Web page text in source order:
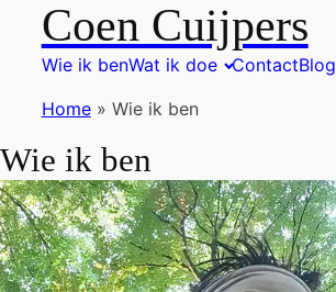
Coen Cuijpers
Wie ik benWat ik doe ContactBlog
Home» Wie ik ben
Wie ik ben